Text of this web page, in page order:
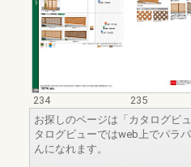
234
235
お探しのページは「カタログビ
タログビューではweb上でパラ
んになれます。